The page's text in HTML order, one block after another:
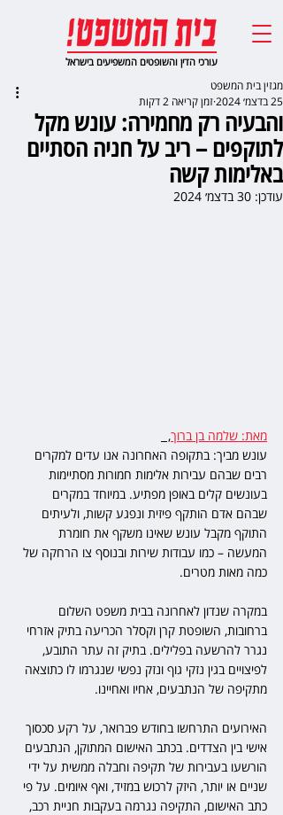
עורכי הדין והשופטים המשפיעים בישראל
והבעיה רק מחמירה: עונש מקל
לתוקפים – ריב על חניה הסתיים
באלימות קשה
מגזין בית המשפט
25 בדצמ׳ 2024
זמן קריאה 2 דקות
עודכן: 30 בדצמ׳ 2024
מאת: שלמה בן ברוך,
עונש מביך: בתקופה האחרונה אנו עדים למקרים
רבים שבהם עבירות אלימות חמורות מסתיימות
בעונשים קלים באופן מפתיע. במיוחד במקרים
שבהם אדם הותקף פיזית ונפגע קשות, ולעיתים
התוקף מקבל עונש שאינו משקף את חומרת
המעשה – כמו עבודות שירות ובנוסף צו הרחקה של
כמה מאות מטרים.
במקרה שנדון לאחרונה בבית משפט השלום
ברחובות, השופטת קרן וקסלר הכריעה בתיק אזרחי
נגרר להרשעה בפלילים. בתיק זה עתר התובע,
לפיצויים בגין נזקי גוף ונזק נפשי שנגרמו לו כתוצאה
מתקיפה של הנתבעים, אחיו ואחיינו.
האירועים התרחשו בחודש פברואר, על רקע סכסוך
אישי בין הצדדים. בכתב האישום המתוקן, הנתבעים
הורשעו בעבירות של תקיפה וחבלה ממשית על ידי
שניים או יותר, היזק לרכוש במזיד, ואף איומים. על פי
כתב האישום, התקיפה נגרמה בעקבות חניית רכב,